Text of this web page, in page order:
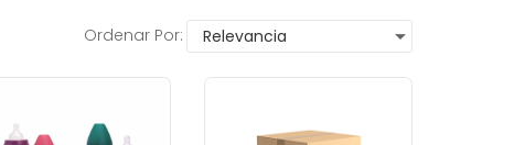
Ordenar Por: